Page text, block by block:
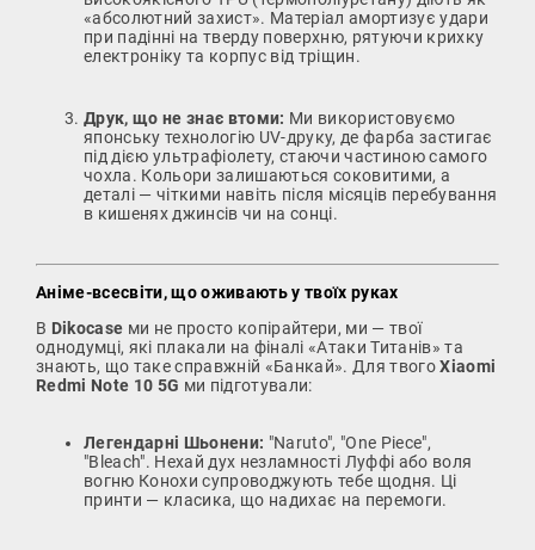
«абсолютний захист». Матеріал амортизує удари
при падінні на тверду поверхню, рятуючи крихку
електроніку та корпус від тріщин.
Друк, що не знає втоми: Ми використовуємо
японську технологію UV-друку, де фарба застигає
під дією ультрафіолету, стаючи частиною самого
чохла. Кольори залишаються соковитими, а
деталі — чіткими навіть після місяців перебування
в кишенях джинсів чи на сонці.
Аніме-всесвіти, що оживають у твоїх руках
В Dikocase ми не просто копірайтери, ми — твої
однодумці, які плакали на фіналі «Атаки Титанів» та
знають, що таке справжній «Банкай». Для твогоXiaomi
Redmi Note 10 5G ми підготували:
Легендарні Шьонени: "Naruto", "One Piece",
"Bleach". Нехай дух незламності Луффі або воля
вогню Конохи супроводжують тебе щодня. Ці
принти — класика, що надихає на перемоги.